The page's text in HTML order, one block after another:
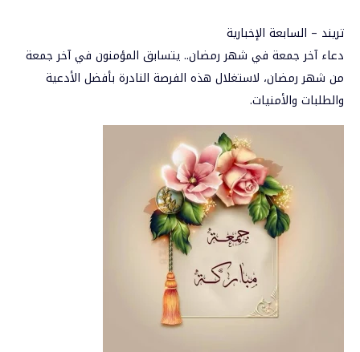
تريند – السابعة الإخبارية
دعاء آخر جمعة في شهر رمضان.. يتسابق المؤمنون فيآخر جمعة
من شهر رمضان، لاستغلال هذه الفرصة النادرة بأفضل الأدعية
والطلبات والأمنيات.